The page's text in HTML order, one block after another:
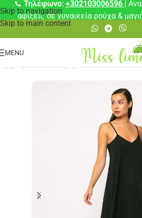
Skip to navigation
Skip to main content
📞 Τηλέφωνο: +302103006596 |
αφίξεις σε γυναικεία ρούχα &
MENU
Φορέματα Μίντι